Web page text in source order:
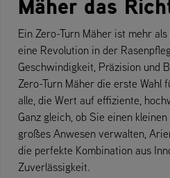
Ein Zero-Turn Mäher ist mehr
eine Revolution in der
Geschwindigkeit, Präzision und
Zero-Turn Mäher die erste Wahl
alle, die Wert auf effiziente,
Ganz gleich, ob Sie einen
großes Anwesen verwalten,
die perfekte Kombination aus
Zuverlässigkeit.